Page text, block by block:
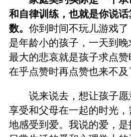
和自律训练，也就是你说
数。 你到时间不玩儿游戏
是年龄小的孩子，一天到
最大的悲哀就是孩子求点
在乎点赞时再点赞也来不及
说来说去，想让孩子愿
享受和父母在一起的时光
地感受到爱。我说的爱，是